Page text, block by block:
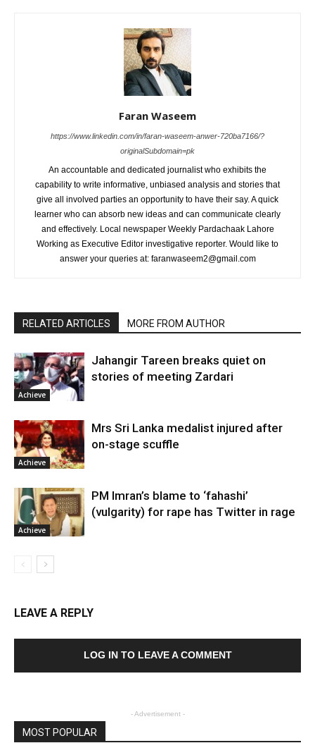
Faran Waseem
https://www.linkedin.com/in/faran-waseem-anwer-720ba7166/?
originalSubdomain=pk
An accountable and dedicated journalist who exhibits the
capability to write informative, unbiased analysis and stories that
give all involved parties an opportunity to have their say. A quick
learner who can absorb new ideas and can communicate clearly
and effectively. Local newspaper Weekly Pardachaak Lahore
Working as Executive Editor investigative reporter. Would like to
answer your queries at: faranwaseem2@gmail.com
RELATED ARTICLES MORE FROM AUTHOR
Achieve
Jahangir Tareen breaks quiet on
stories of meeting Zardari
Achieve
Mrs Sri Lanka medalist injured after
on-stage scuffle
Achieve
PM Imran’s blame to ‘fahashi’
(vulgarity) for rape has Twitter in rage
LEAVE A REPLY
LOG IN TO LEAVE A COMMENT
- Advertisement -
MOST POPULAR